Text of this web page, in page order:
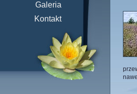
Galeria
Kontakt